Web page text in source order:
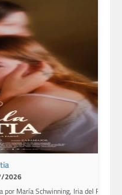
2026
por María Schwinning, Iria del Río y